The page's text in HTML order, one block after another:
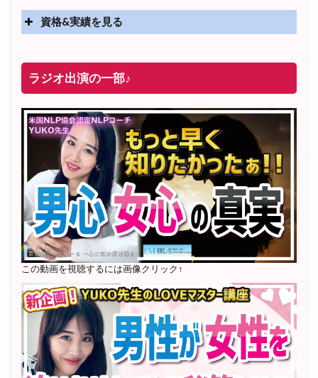
資格&実績を見る
2025年4月〜 altruismコミュニティ×講座オンラインサ
ロン開講
2025年5月〜 FMラジオ79.9「LOVEマスター講座」準
レギュラー出演中！
2023年12月〜 FM81.4ラジオFMハイホー「LOVEマス
ター講座」準レギュラー出演中！
〜2025年5月 個別セッション相談実績 1500名越え
2022年6月〜24年7月 自己肯定感を高めるメールレッス
ン1000名以上参加
〜2024年7月 恋愛テキスト動画セット販売実績
2022年7月〜12月 グループセッション開始 限定10名
ラジオ出演の一部♪
この動画を視聴するには画像クリック↑